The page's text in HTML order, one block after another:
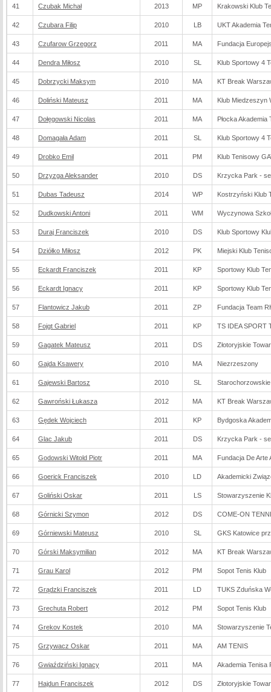
41 Czubak Michał 2013 MP Krakowski Klub
42 Czubara Filip 2010 LB UKT Akademia
43 Czufarow Grzegorz 2011 MA Fundacja
44 Dendra Miłosz 2010 SL Klub Sportowy 4
45 Dobrzycki Maksym 2010 MA KT Break
46 Doliński Mateusz 2011 MA Klub Miedzeszyn
47 Dołęgowski Nicolas 2011 MA Płocka Akademia
48 Domagała Adam 2011 SL Klub Sportowy 4
49 Drobko Emil 2011 PM Klub Tenisowy
50 Drzyzga Aleksander 2010 DS Krzycka Park -
51 Dubas Tadeusz 2014 WP Kostrzyński Klub
52 Dudkowski Antoni 2011 WM Wyczynowa
53 Duraj Franciszek 2010 DS Klub Sportowy
54 Dziółko Miłosz 2012 PK Miejski Klub
55 Eckardt Franciszek 2011 KP Sportowy Klub
56 Eckardt Ignacy 2011 KP Sportowy Klub
57 Flantowicz Jakub 2011 ZP Fundacja Team
58 Fojgt Gabriel 2011 KP TS IDEA SPORT
59 Gagatek Mateusz 2011 DS Złotoryjskie
60 Gajda Ksawery 2010 MA Niezrzeszony
61 Gajewski Bartosz 2010 SL Starochorzowskie
62 Gawroński Łukasza 2012 MA KT Break
63 Gędek Wojciech 2011 KP Bydgoska
64 Glac Jakub 2011 DS Krzycka Park -
65 Godowski Witold Piotr 2011 MA Fundacja De Arte
66 Goerick Franciszek 2010 LD Akademicki
67 Goliński Oskar 2011 LS Stowarzyszenie
68 Górnicki Szymon 2012 DS COME-ON
69 Górniewski Mateusz 2010 SL GKS Katowice
70 Górski Maksymilian 2012 MA KT Break
71 Grau Karol 2012 PM Sopot Tenis Klub
72 Grądzki Franciszek 2011 LD TUKS Zduńska
73 Grechuta Robert 2012 PM Sopot Tenis Klub
74 Grekov Kostek 2010 MA Stowarzyszenie
75 Grzywacz Oskar 2011 MA AM TENIS
76 Gwiaździński Ignacy 2011 MA Akademia Tenisa
77 Hajdun Franciszek 2012 DS Złotoryjskie